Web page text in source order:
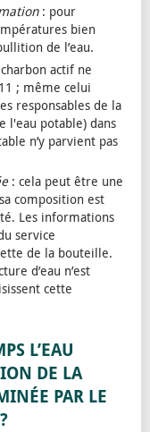
: pour
bien
de l’eau.
actif ne
; même celui
responsables de la
l'eau potable) dans
n’y parvient pas
: cela peut être une
composition est
Les informations
service
de la bouteille.
d’eau n’est
cette
L’EAU
DE LA
PAR LE